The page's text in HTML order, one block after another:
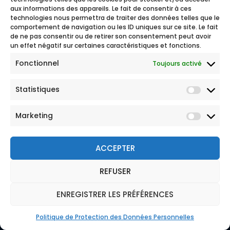
aux informations des appareils. Le fait de consentir à ces
technologies nous permettra de traiter des données telles que le
comportement de navigation ou les ID uniques sur ce site. Le fait
de ne pas consentir ou de retirer son consentement peut avoir
un effet négatif sur certaines caractéristiques et fonctions.
Fonctionnel Toujours activé
Statistiques
Marketing
ACCEPTER
REFUSER
ENREGISTRER LES PRÉFÉRENCES
Politique de Protection des Données Personnelles
charge optimale des frais de santé, qu’il
s’agisse de consultations médicales,
d’hospitalisations, ou d’examens
spécialisés.
pour faire face à tout imprévu, qu’il s’agisse
Assistance et rapatriement
: En cas de
frais de rapatriement dans votre pays
d’origine.
Santé mentale: Les services de santé
mentale, souvent exigés par les universités,
sont intégrés dans le contrat.
Maternité et prévention
les soins préventifs et les besoins en
Campus répond à ces attentes.
Réclamation Plan du site